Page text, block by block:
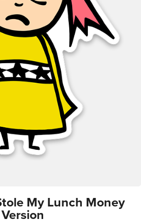
My Lunch Money